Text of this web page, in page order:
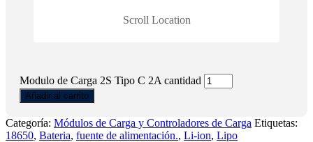
Scroll Location
Modulo de Carga 2S Tipo C 2A cantidad
Añadir al carrito
Categoría: Módulos de Carga y Controladores de Carga Etiquetas:
18650, Bateria, fuente de alimentación., Li-ion, Lipo